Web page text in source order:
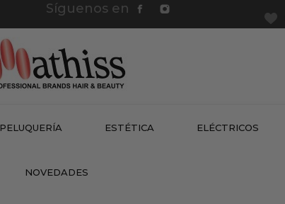
Síguenos en
PELUQUERÍA ESTÉTICA ELÉCTRICOS
NOVEDADES